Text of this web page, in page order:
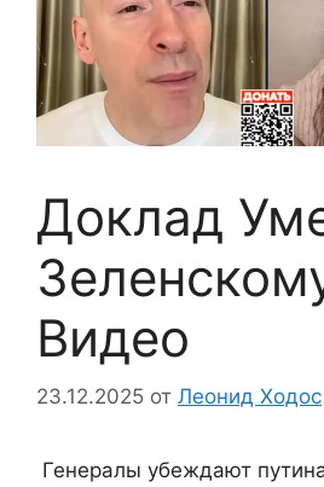
Доклад
Видео
23.12.2025 от Леонид Ходос
Генералы убеждают